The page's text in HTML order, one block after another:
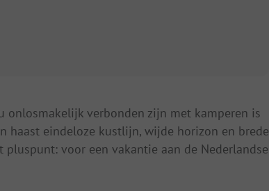
onlosmakelijk verbonden zijn met kamperen is
haast eindeloze kustlijn, wijde horizon en brede
voor een vakantie aan de Nederlandse